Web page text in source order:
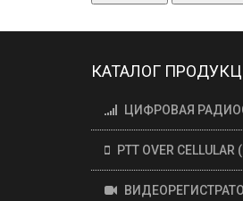
КАТАЛОГ
ЦИФРОВАЯ
PTT OVER CELLULAR